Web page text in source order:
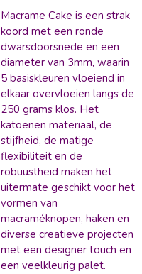
Macrame Cake is een strak
koord met een ronde
dwarsdoorsnede en een
diameter van 3mm, waarin
5 basiskleuren vloeiend in
elkaar overvloeien langs de
250 grams klos. Het
katoenen materiaal, de
stijfheid, de matige
flexibiliteit en de
robuustheid maken het
uitermate geschikt voor het
vormen van
macraméknopen, haken en
diverse creatieve projecten
met een designer touch en
een veelkleurig palet.